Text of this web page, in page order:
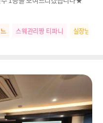
스웨관리짱 티파니 실장님추